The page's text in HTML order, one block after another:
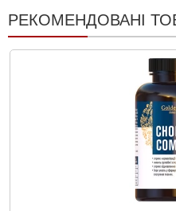
РЕКОМЕНДОВАНІ